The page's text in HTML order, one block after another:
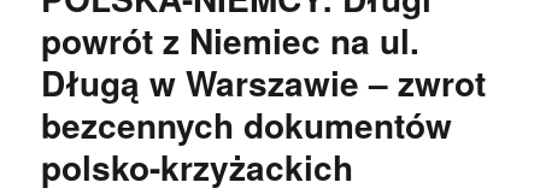
powrót z Niemiec na ul.
Długą w Warszawie – zwrot
bezcennych dokumentów
polsko-krzyżackich